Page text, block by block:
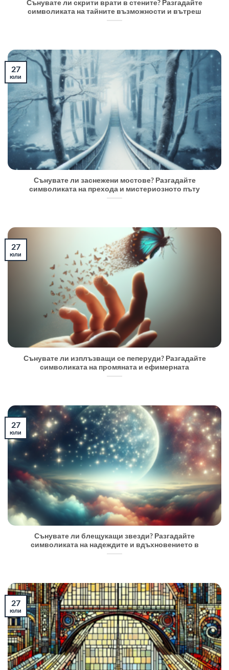
Сънувате ли скрити врати в стените? Разгадайте
символиката на тайните възможности и вътреш
Сънувате ли заснежени мостове? Разгадайте
символиката на прехода и мистериозното пъту
27
юли
Сънувате ли изплъзващи се пеперуди? Разгадайте
символиката на промяната и ефимерната
27
юли
Сънувате ли блещукащи звезди? Разгадайте
символиката на надеждите и вдъхновението в
27
юли
27
юли